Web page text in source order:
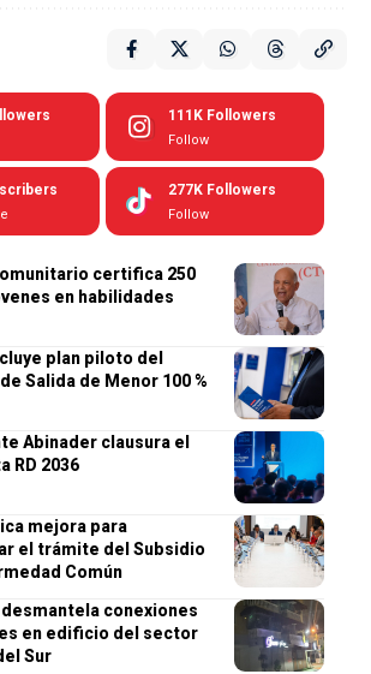
111K Followers
Follow
277K Followers
Follow
certifica 250
en habilidades
plan piloto del
Salida de Menor 100 %
Abinader clausura el
RD 2036
mejora para
el trámite del Subsidio
Común
desmantela conexiones
en edificio del sector
Sur